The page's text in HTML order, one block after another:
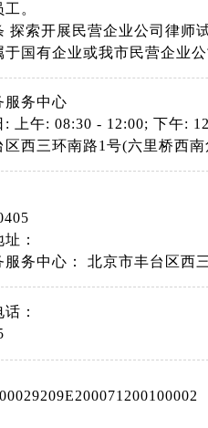
。
探索开展民营企业公司律师
于国有企业或我市民营企业
服务中心
: 上午: 08:30 - 12:00; 下午:
区西三环南路1号(六里桥西南
：
服务中心： 北京市丰台区西
：